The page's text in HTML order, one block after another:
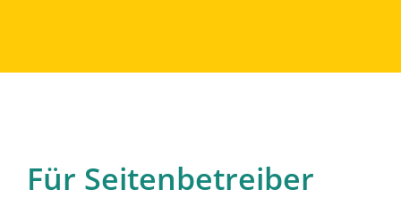
Für Seitenbetreiber